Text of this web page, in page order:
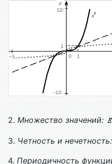
2. Множество значений:
3. Четность и нечетность:
4. Периодичность